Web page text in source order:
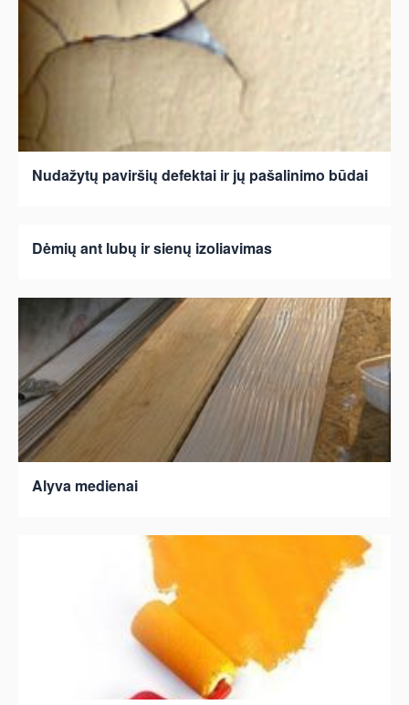
Nudažytų paviršių defektai ir jų pašalinimo būdai
Dėmių ant lubų ir sienų izoliavimas
Alyva medienai